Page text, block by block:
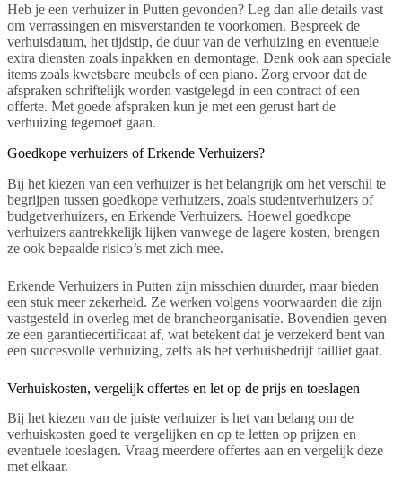
Heb je een verhuizer in Putten gevonden? Leg dan alle details vast
om verrassingen en misverstanden te voorkomen. Bespreek de
verhuisdatum, het tijdstip, de duur van de verhuizing en eventuele
extra diensten zoals inpakken en demontage. Denk ook aan speciale
items zoals kwetsbare meubels of een piano. Zorg ervoor dat de
afspraken schriftelijk worden vastgelegd in een contract of een
offerte. Met goede afspraken kun je met een gerust hart de
verhuizing tegemoet gaan.
Goedkope verhuizers of Erkende Verhuizers?
Bij het kiezen van een verhuizer is het belangrijk om het verschil te
begrijpen tussen goedkope verhuizers, zoals studentverhuizers of
budgetverhuizers, en Erkende Verhuizers. Hoewel goedkope
verhuizers aantrekkelijk lijken vanwege de lagere kosten, brengen
ze ook bepaalde risico’s met zich mee.
Erkende Verhuizers in Putten zijn misschien duurder, maar bieden
een stuk meer zekerheid. Ze werken volgens voorwaarden die zijn
vastgesteld in overleg met de brancheorganisatie. Bovendien geven
ze een garantiecertificaat af, wat betekent dat je verzekerd bent van
een succesvolle verhuizing, zelfs als het verhuisbedrijf failliet gaat.
Verhuiskosten, vergelijk offertes en let op de prijs en toeslagen
Bij het kiezen van de juiste verhuizer is het van belang om de
verhuiskosten goed te vergelijken en op te letten op prijzen en
eventuele toeslagen. Vraag meerdere offertes aan en vergelijk deze
met elkaar.